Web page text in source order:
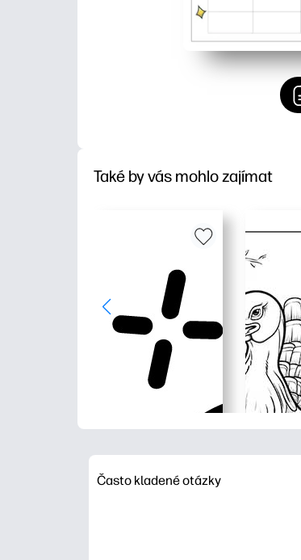
Také by vás mohlo zajímat
Často kladené otázky